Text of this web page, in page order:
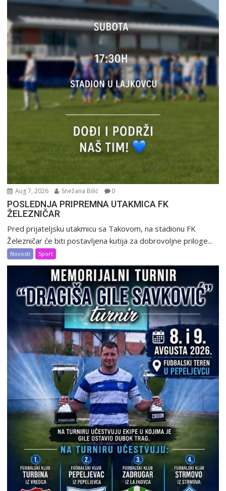
Aug 7, 2026 Snežana Bilić 0
POSLEDNJA PRIPREMNA UTAKMICA FK
ŽELEZNIČAR
Pred prijateljsku utakmicu sa Takovom, na stadionu FK
Železničar će biti postavljena kutija za dobrovoljne priloge...
Novosti Sport